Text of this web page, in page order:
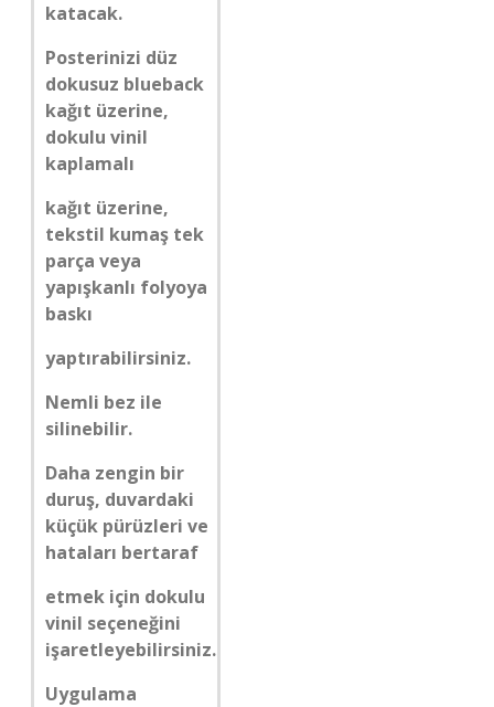
katacak.
Posterinizi düz
dokusuz blueback
kağıt üzerine,
dokulu vinil
kaplamalı
kağıt üzerine,
tekstil kumaş tek
parça veya
yapışkanlı folyoya
baskı
yaptırabilirsiniz.
Nemli bez ile
silinebilir.
Daha zengin bir
duruş, duvardaki
küçük pürüzleri ve
hataları bertaraf
etmek için dokulu
vinil seçeneğini
işaretleyebilirsiniz.
Uygulama